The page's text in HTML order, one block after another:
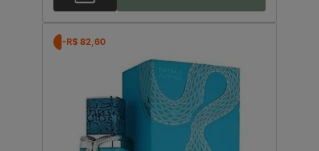
-R$ 82,60